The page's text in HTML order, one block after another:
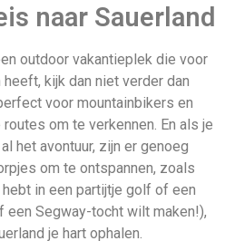
naar Sauerland
outdoor vakantieplek die voor
kijk dan niet verder dan
voor mountainbikers en
om te verkennen. En als je
het avontuur, zijn er genoeg
om te ontspannen, zoals
in een partijtje golf of een
Segway-tocht wilt maken!),
je hart ophalen.